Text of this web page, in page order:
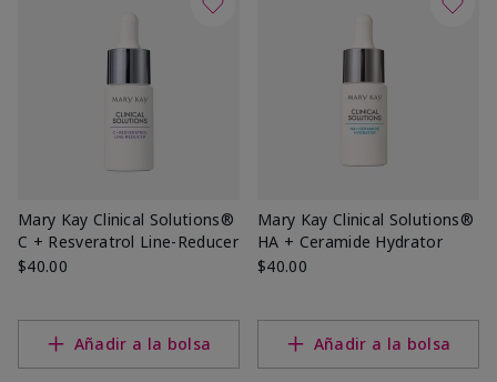
Mary Kay Clinical Solutions®
C + Resveratrol Line-Reducer
$40.00
Añadir a la bolsa
Mary Kay Clinical Solutions®
HA + Ceramide Hydrator
$40.00
Añadir a la bolsa